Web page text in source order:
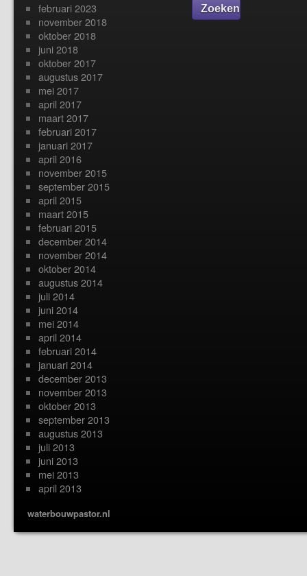
februari 2023
november 2018
oktober 2018
juni 2018
oktober 2017
augustus 2017
mei 2017
april 2017
maart 2017
februari 2017
januari 2017
april 2016
november 2015
september 2015
april 2015
maart 2015
februari 2015
december 2014
november 2014
oktober 2014
augustus 2014
juli 2014
juni 2014
mei 2014
april 2014
februari 2014
januari 2014
december 2013
november 2013
oktober 2013
september 2013
augustus 2013
juli 2013
juni 2013
mei 2013
april 2013
waterbouwpastor.nl